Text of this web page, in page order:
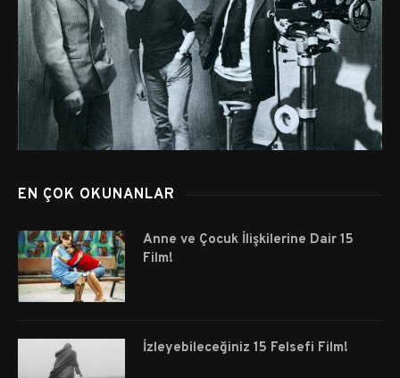
EN ÇOK OKUNANLAR
Anne ve Çocuk İlişkilerine Dair 15
Film!
İzleyebileceğiniz 15 Felsefi Film!